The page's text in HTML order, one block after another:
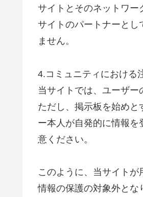
サイトとそのネットワー
サイトのパートナーとし
ません。
4.コミュニティにおける
当サイトでは、ユーザー
ただし、掲示板を始め
ー本人が自発的に情報
意ください。
このように、当サイト
情報の保護の対象外とな